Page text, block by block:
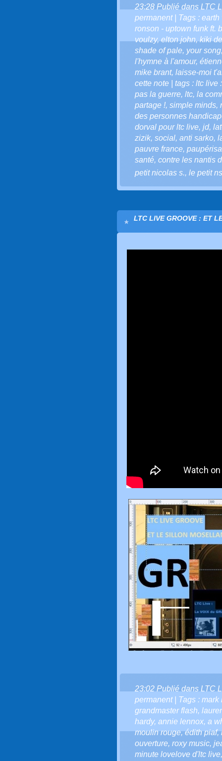
23:28 Publié dans LTC
permanent| Tags : earth
ronson - uptown funk ft.
voulzy,elton john,kiki
shade of pale, your song
l'hymne à l'amour,
mike brant, laisse-moi
cette note | tags : ltc live
pas la guerre, ltc, la
partage !, simple minds,
des personnes
dorval pour ltc live, jd,
zizik, social, anti sarko,
pauvre france,
santé, contre les nantis
petit nicolas s., le petit ns
LTC LIVE GROOVE : ET
23:02 Publié dans LTC
permanent| Tags : mark
grandmaster flash,
hardy, annie lennox, a
moulin rouge,édith piaf,
ouverture, roxy music,
minute lovelove d'ltc live